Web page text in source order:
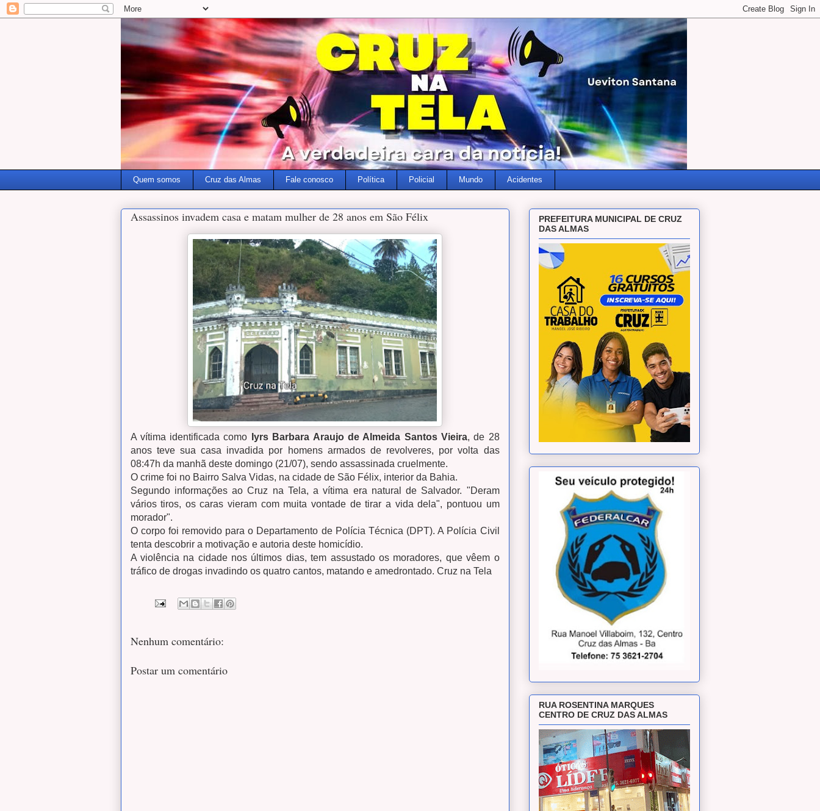
Quem somos Cruz das Almas Fale conosco Política Policial Mundo Acidentes
Assassinos invadem casa e matam mulher de 28 anos em São Félix
A vítima identificada como Iyrs Barbara Araujo de Almeida Santos Vieira, de 28
anos teve sua casa invadida por homens armados de revolveres, por volta das
08:47h da manhã deste domingo (21/07), sendo assassinada cruelmente.
O crime foi no Bairro Salva Vidas, na cidade de São Félix, interior da Bahia.
Segundo informações ao Cruz na Tela, a vítima era natural de Salvador. "Deram
vários tiros, os caras vieram com muita vontade de tirar a vida dela", pontuou um
morador".
O corpo foi removido para o Departamento de Polícia Técnica (DPT). A Polícia Civil
tenta descobrir a motivação e autoria deste homicídio.
A violência na cidade nos últimos dias, tem assustado os moradores, que vêem o
tráfico de drogas invadindo os quatro cantos, matando e amedrontado. Cruz na Tela
Nenhum comentário:
Postar um comentário
PREFEITURA MUNICIPAL DE CRUZ
DAS ALMAS
RUA ROSENTINA MARQUES
CENTRO DE CRUZ DAS ALMAS